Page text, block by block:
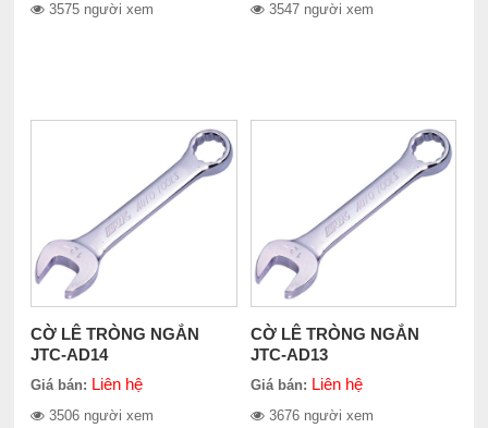
3575 người xem 3547 người xem
CỜ LÊ TRÒNG NGẮN
JTC-AD14
Giá bán: Liên hệ
3506 người xem
CỜ LÊ TRÒNG NGẮN
JTC-AD13
Giá bán: Liên hệ
3676 người xem